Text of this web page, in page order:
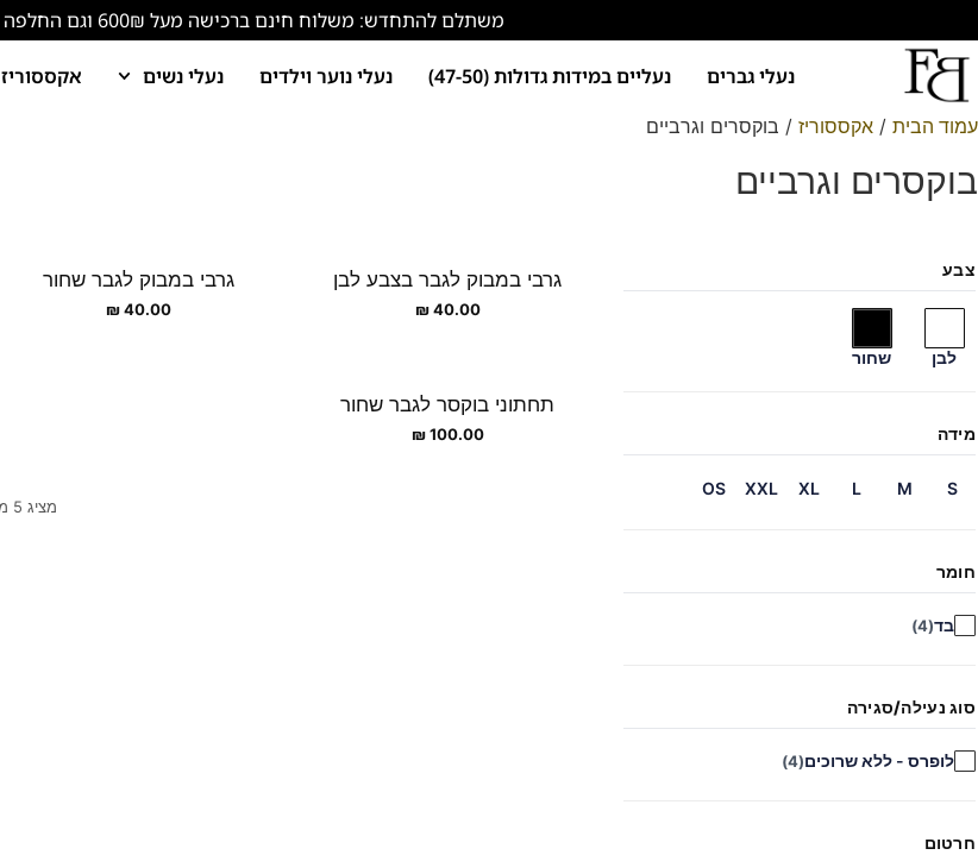
משתלם להתחדש: משלוח חינם ברכישה מעל 600₪ וגם החלפה ראשונה ללא עלות!
נעלי גברים נעליים במידות גדולות (47-50) נעלי נוער וילדים נעלי נשים אקססוריז
עמוד הבית / אקססוריז / בוקסרים וגרביים
בוקסרים וגרביים
צבע
לבן שחור
מידה
S
M
L
XL
XXL
OS
חומר
בד(4)
סוג נעילה/סגירה
לופרס - ללא שרוכים(4)
חרטום
גרבי במבוק לגבר בצבע לבן
40.00
₪
גרבי במבוק לגבר שחור
40.00
₪
תחתוני בוקסר לגבר שחור
100.00
₪
מציג 5 מתוך 5 מוצרים